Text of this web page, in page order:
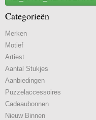
Categorieën
Merken
Motief
Artiest
Aantal Stukjes
Aanbiedingen
Puzzelaccessoires
Cadeaubonnen
Nieuw Binnen